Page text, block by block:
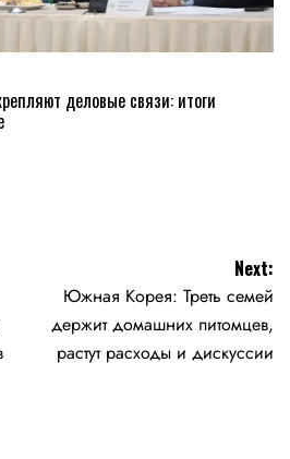
деловые связи: итоги
Next:
Южная Корея: Треть семей
держит домашних питомцев,
растут расходы и дискуссии